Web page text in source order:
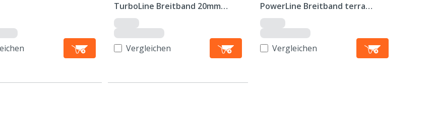
TurboLine Breitband 20mm
terra, 200m
Vergleichen
PowerLine Breitband terra
40mm, 200m
Vergleichen